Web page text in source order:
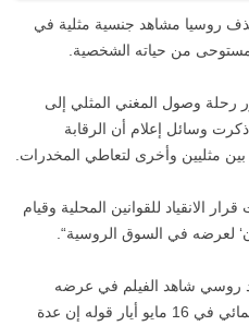
روسيا مشاهد جنسية مثلية في
من حياته الشخصية.
رحلة وصول المغني المثلي إلى
ذكرت وسائل إعلام أن الرقابة
مثليين وأخرى لتعاطي المخدرات.
الانقياد للقوانين المحلية وقيام
لعرضه في السوق الروسية“.
روسي شاهد الفيلم في عرضه
العالمي الأول في مهرجان كان السينمائي في 16 مايو أيار قوله إن عدة